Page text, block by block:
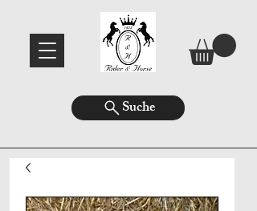
Suche